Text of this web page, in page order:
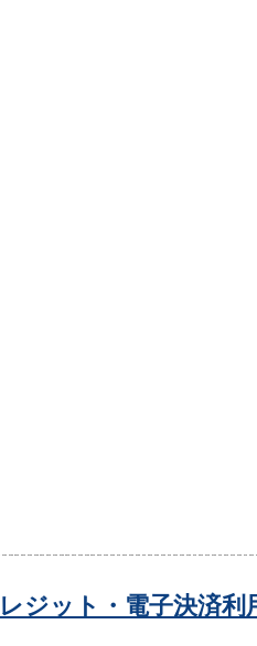
レジット・電子決済